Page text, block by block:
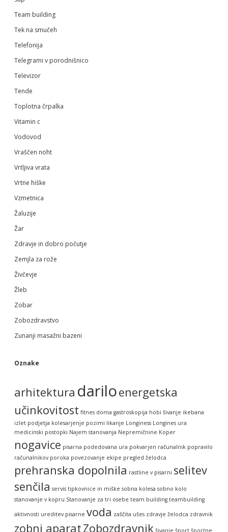
Team building
Tek na smučeh
Telefonija
Telegrami v porodnišnico
Televizor
Tende
Toplotna črpalka
Vitamin c
Vodovod
Vraščen noht
Vrtljiva vrata
Vrtne hiške
Vzmetnica
Žaluzije
Žar
Zdravje in dobro počutje
Zemjla za rože
Živčevje
Žleb
Zobar
Zobozdravstvo
Zunanji masažni bazeni
Oznake
arhitektura dariloenergetska
učinkovitost fitnes doma gastroskopija hobi šivanje ikebana
izlet podjetja kolesarjenje pozimi likanje Longiness Longines ura
medicinski postopki Najem stanovanja Nepremičnine Koper
nogavice pisarna podedovana ura pokvarjen računalnik popravilo
računalnikov poroka povezovanje ekipe pregled želodca
prehranska dopolnila rastline v pisarni selitev
senčila servis tipkovnice in miške sobna kolesa sobno kolo
stanovanje v kopru Stanovanje za tri osebe team building teambuilding
aktivnosti ureditev pisarne voda zaščita ušes zdravje želodca zdravnik
zobni aparatZobozdravnik